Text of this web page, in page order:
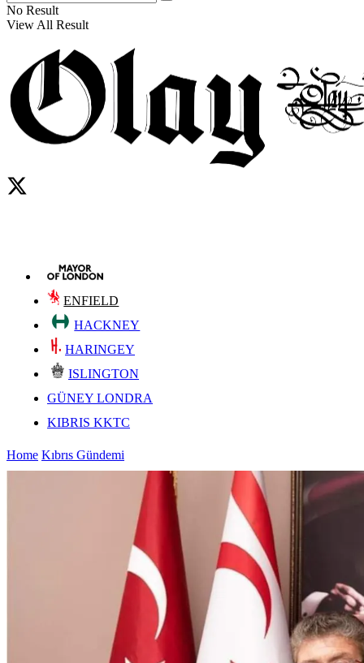
No Result
View All Result
ENFIELD
HACKNEY
HARINGEY
ISLINGTON
GÜNEY LONDRA
KIBRIS KKTC
Home Kıbrıs Gündemi